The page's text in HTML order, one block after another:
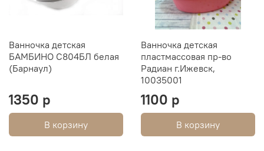
Ванночка детская
БАМБИНО С804БЛ белая
(Барнаул)
1350 р
В корзину
Ванночка детская
пластмассовая пр-во
Радиан г.Ижевск,
10035001
1100 р
В корзину